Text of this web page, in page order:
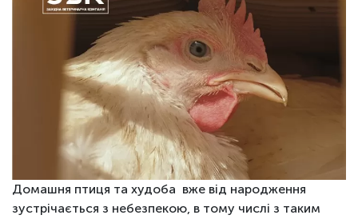
Домашня птиця та худоба вже від народження
зустрічається з небезпекою, в тому числі з таким